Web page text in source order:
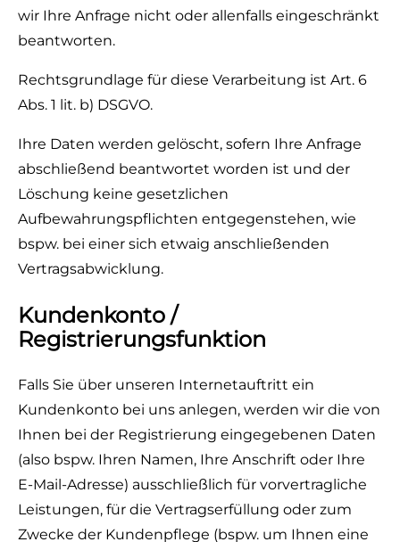
wir Ihre Anfrage nicht oder allenfalls eingeschränkt
beantworten.
Rechtsgrundlage für diese Verarbeitung ist Art. 6
Abs. 1 lit. b) DSGVO.
Ihre Daten werden gelöscht, sofern Ihre Anfrage
abschließend beantwortet worden ist und der
Löschung keine gesetzlichen
Aufbewahrungspflichten entgegenstehen, wie
bspw. bei einer sich etwaig anschließenden
Vertragsabwicklung.
Kundenkonto /
Registrierungsfunktion
Falls Sie über unseren Internetauftritt ein
Kundenkonto bei uns anlegen, werden wir die von
Ihnen bei der Registrierung eingegebenen Daten
(also bspw. Ihren Namen, Ihre Anschrift oder Ihre
E-Mail-Adresse) ausschließlich für vorvertragliche
Leistungen, für die Vertragserfüllung oder zum
Zwecke der Kundenpflege (bspw. um Ihnen eine